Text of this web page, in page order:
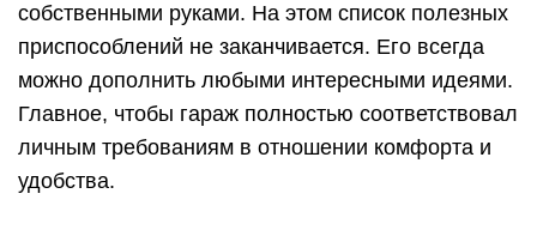
собственными руками. На этом список полезных
приспособлений не заканчивается. Его всегда
можно дополнить любыми интересными идеями.
Главное, чтобы гараж полностью соответствовал
личным требованиям в отношении комфорта и
удобства.